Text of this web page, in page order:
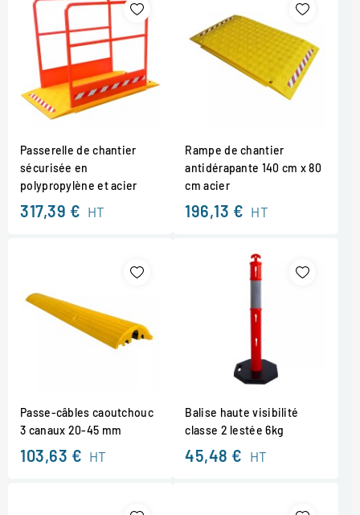
Passerelle de chantier
sécurisée en
polypropylène et acier
317,39 € HT
Rampe de chantier
antidérapante 140 cm x 80
cm acier
196,13 € HT
Passe-câbles caoutchouc
3 canaux 20-45 mm
103,63 € HT
Balise haute visibilité
classe 2 lestée 6kg
45,48 € HT